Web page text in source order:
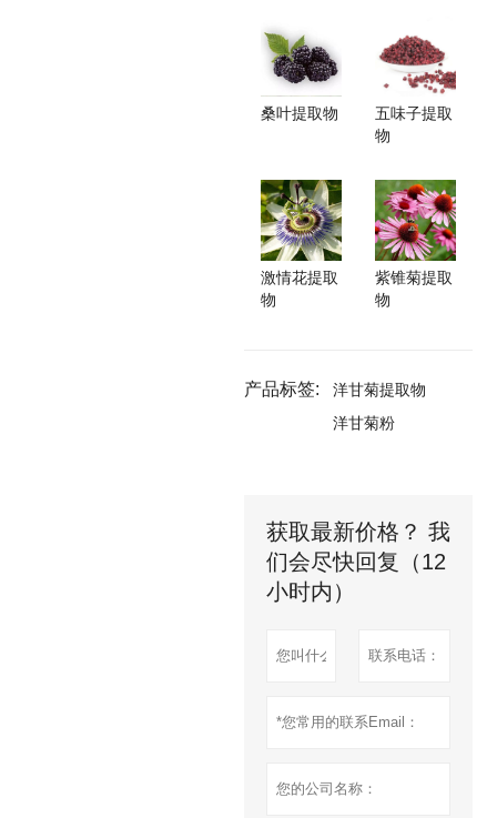
桑叶提取物
五味子提取
物
激情花提取
物
紫锥菊提取
物
产品标签:
洋甘菊提取物
洋甘菊粉
获取最新价格？ 我
们会尽快回复（12
小时内）